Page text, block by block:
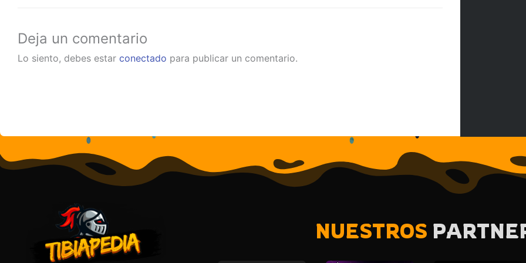
Deja un comentario
Lo siento, debes estar conectado para publicar un comentario.
NUESTROS